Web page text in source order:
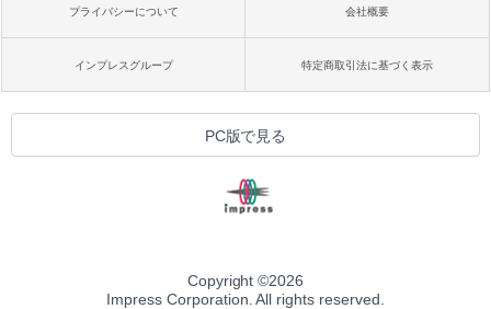
プライバシーについて 会社概要
インプレスグループ 特定商取引法に基づく表示
PC版で見る
Copyright ©2026
Impress Corporation. All rights reserved.